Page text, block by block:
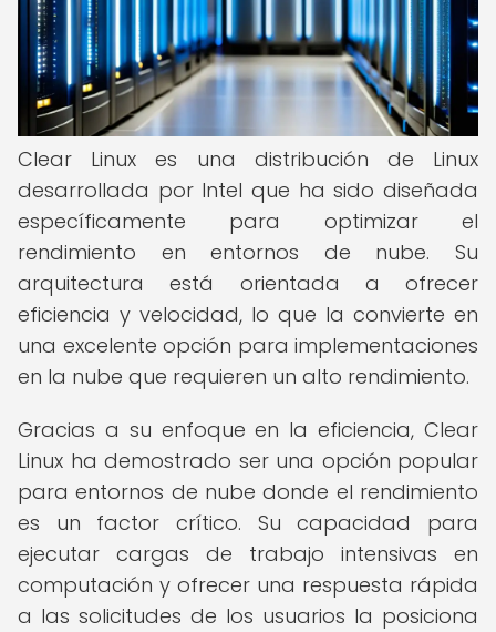
Clear Linux es una distribución de Linux
desarrollada por Intel que ha sido diseñada
específicamente para optimizar el
rendimiento en entornos de nube. Su
arquitectura está orientada a ofrecer
eficiencia y velocidad, lo que la convierte en
una excelente opción para implementaciones
en la nube que requieren un alto rendimiento.
Gracias a su enfoque en la eficiencia, Clear
Linux ha demostrado ser una opción popular
para entornos de nube donde el rendimiento
es un factor crítico. Su capacidad para
ejecutar cargas de trabajo intensivas en
computación y ofrecer una respuesta rápida
a las solicitudes de los usuarios la posiciona